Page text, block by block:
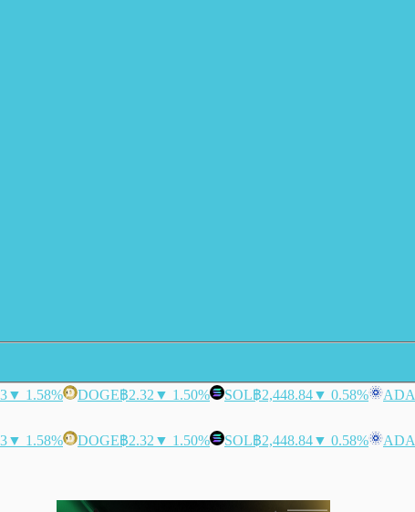
▼ 1.58% DOGE฿2.32 ▼ 1.50% SOL฿2,448.84▼ 0.58% ADA
▼ 1.58% DOGE฿2.32 ▼ 1.50% SOL฿2,448.84▼ 0.58% ADA